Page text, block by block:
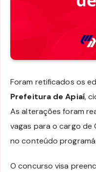
Foram retificados os
Prefeitura de Apiaí,
As alterações foram
vagas para o cargo de
no conteúdo
O concurso visa